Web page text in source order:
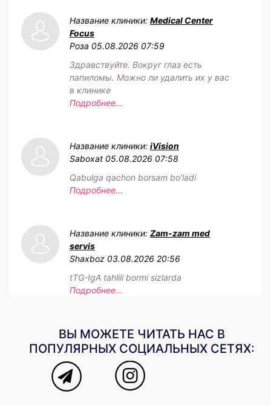
Название клиники: Medical Center
Focus
Роза 05.08.2026 07:59
Здравствуйте. Вокруг глаз есть
папиломы. Можно ли удалить их у вас
в клинике
Подробнее...
Название клиники: iVision
Saboxat 05.08.2026 07:58
Qabulga qachon borsam bo'ladi
Подробнее...
Название клиники: Zam-zam med
servis
Shaxboz 03.08.2026 20:56
tTG-IgA tahlili bormi sizlarda
Подробнее...
ВЫ МОЖЕТЕ ЧИТАТЬ НАС В
ПОПУЛЯРНЫХ СОЦИАЛЬНЫХ СЕТЯХ: